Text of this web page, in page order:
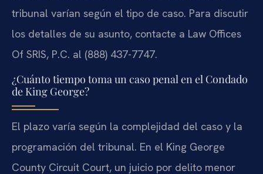
tribunal varían según el tipo de caso. Para discutir
los detalles de su asunto, contacte a Law Offices
Of SRIS, P.C. al (888) 437-7747.
¿Cuánto tiempo toma un caso penal en el Condado
de King George?
El plazo varía según la complejidad del caso y la
programación del tribunal. En el King George
County Circuit Court, un juicio por delito menor